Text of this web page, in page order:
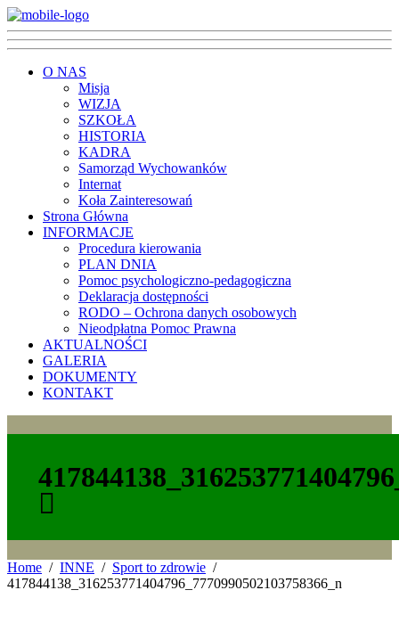
O NAS
Misja
WIZJA
SZKOŁA
HISTORIA
KADRA
Samorząd Wychowanków
Internat
Koła Zainteresowań
Strona Główna
INFORMACJE
Procedura kierowania
PLAN DNIA
Pomoc psychologiczno-pedagogiczna
Deklaracja dostępności
RODO – Ochrona danych osobowych
Nieodpłatna Pomoc Prawna
AKTUALNOŚCI
GALERIA
DOKUMENTY
KONTAKT
Home INNE
Sport to zdrowie
417844138_316253771404796_7770990502103758366_n